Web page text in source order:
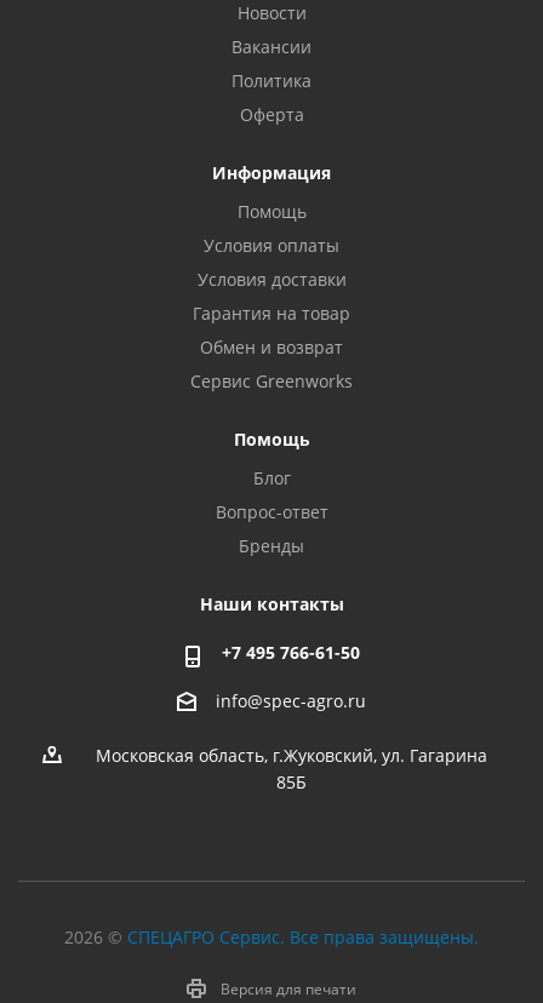
Новости
Вакансии
Политика
Оферта
Информация
Помощь
Условия оплаты
Условия доставки
Гарантия на товар
Обмен и возврат
Сервис Greenworks
Помощь
Блог
Вопрос-ответ
Бренды
Наши контакты
+7 495 766-61-50
info@spec-agro.ru
Московская область, г.Жуковский, ул. Гагарина
85Б
2026 © СПЕЦАГРО Сервис. Все права защищены.
Версия для печати